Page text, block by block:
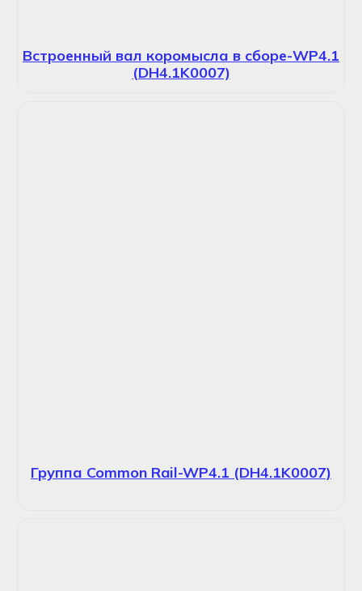
Встроенный вал коромысла в сборе-WP4.1
(DH4.1K0007)
Группа Common Rail-WP4.1 (DH4.1K0007)